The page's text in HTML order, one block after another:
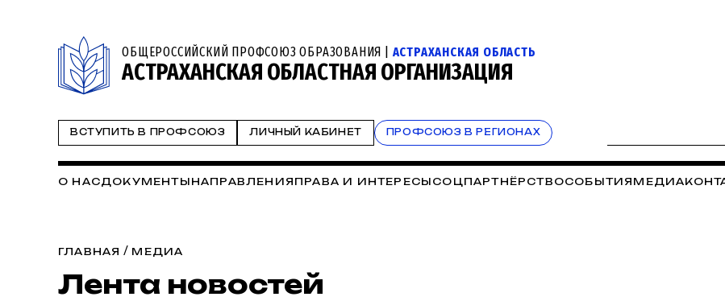
ОБЩЕРОССИЙСКИЙ ПРОФСОЮЗ ОБРАЗОВАНИЯ | АСТРАХАНСКАЯ ОБЛАСТЬ
АСТРАХАНСКАЯ ОБЛАСТНАЯ ОРГАНИЗАЦИЯ
ВСТУПИТЬ В ПРОФСОЮЗ ЛИЧНЫЙ КАБИНЕТ ПРОФСОЮЗ В РЕГИОНАХ
О НАСДОКУМЕНТЫ НАПРАВЛЕНИЯ ПРАВА И ИНТЕРЕСЫ СОЦПАРТНЁРСТВОСОБЫТИЯ МЕДИА
ГЛАВНАЯ / МЕДИА
Лента новостей